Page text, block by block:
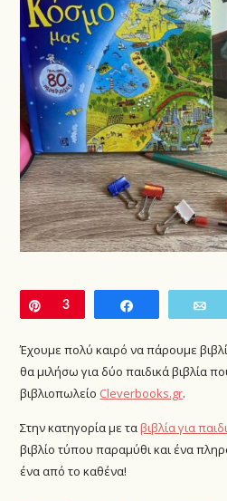
Pin
3
Έχουμε πολύ καιρό να πάρουμε
θα μιλήσω για δύο παιδικά βιβλία
βιβλιοπωλείο Cleverbooks.gr.
Στην κατηγορία με τα βιβλία για
βιβλίο τύπου παραμύθι και ένα
ένα από το καθένα!